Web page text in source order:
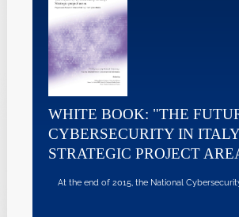
WHITE BOOK: "THE
CYBERSECURITY IN
STRATEGIC PROJECT
At the end of 2015, the National